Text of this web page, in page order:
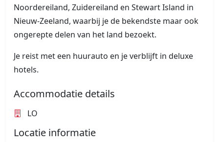
Noordereiland, Zuidereiland en Stewart Island in
Nieuw-Zeeland, waarbij je de bekendste maar ook
ongerepte delen van het land bezoekt.
Je reist met een huurauto en je verblijft in deluxe
hotels.
Accommodatie details
LO
Locatie informatie